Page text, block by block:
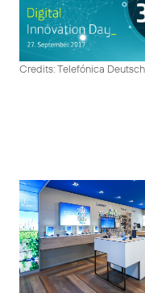
Credits: Telefónica